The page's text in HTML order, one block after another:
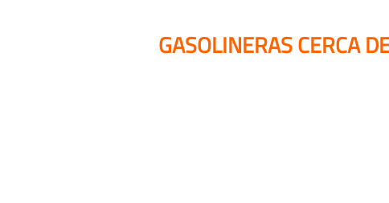
GASOLINERAS CERCA